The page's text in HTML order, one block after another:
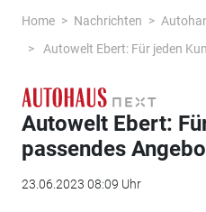
Home Nachrichten
Autowelt Ebert: Für jeden
Autowelt Ebert:
passendes
23.06.2023 08:09 Uhr